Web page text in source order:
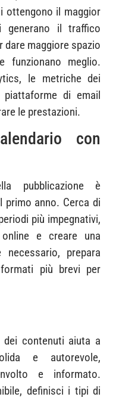
ottengono il maggior
generano il traffico
dare maggiore spazio
meglio.
le metriche dei
di email
le prestazioni.
con
pubblicazione è
primo anno. Cerca di
più impegnativi,
e creare una
prepara
più brevi per
dei contenuti aiuta a
e autorevole,
e informato.
definisci i tipi di